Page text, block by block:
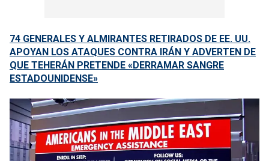
74 GENERALES Y ALMIRANTES RETIRADOS DE EE. UU.
APOYAN LOS ATAQUES CONTRA IRÁN Y ADVERTEN DE
QUE TEHERÁN PRETENDE «DERRAMAR SANGRE
ESTADOUNIDENSE»